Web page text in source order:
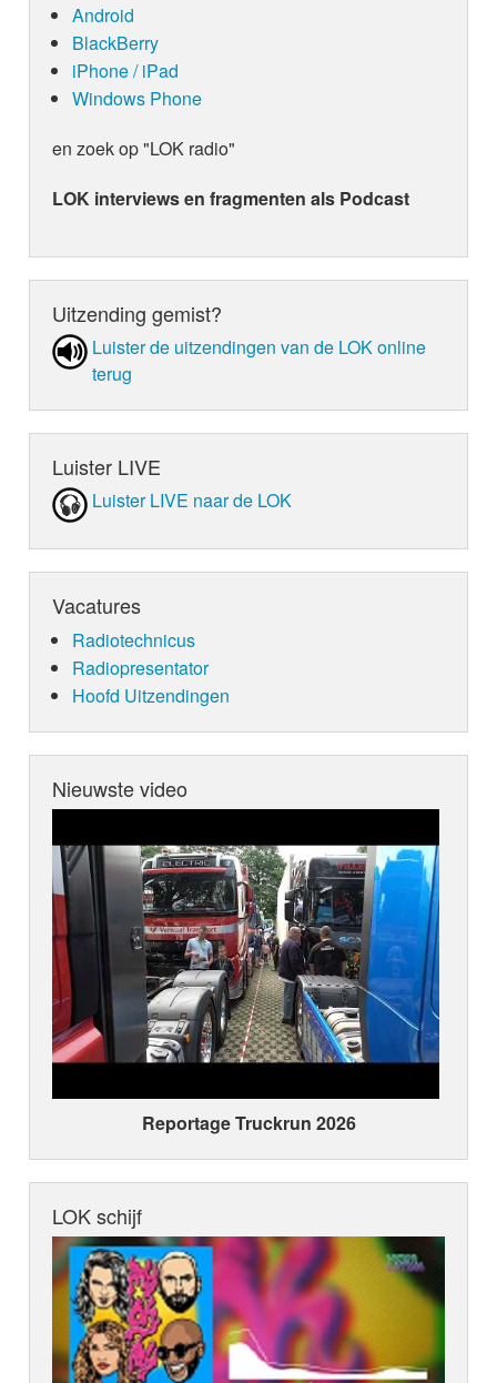
Android
BlackBerry
iPhone / iPad
Windows Phone
en zoek op "LOK radio"
LOK interviews en fragmenten als Podcast
Uitzending gemist?
Luister de uit­zen­din­gen van de LOK online
terug
Luister LIVE
Luister LIVE naar de LOK
Vacatures
Radiotechnicus
Radiopresentator
Hoofd Uitzendingen
Nieuwste video
Reportage Truckrun 2026
LOK schijf